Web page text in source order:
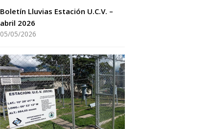
Boletín Lluvias Estación U.C.V. –
abril 2026
05/05/2026